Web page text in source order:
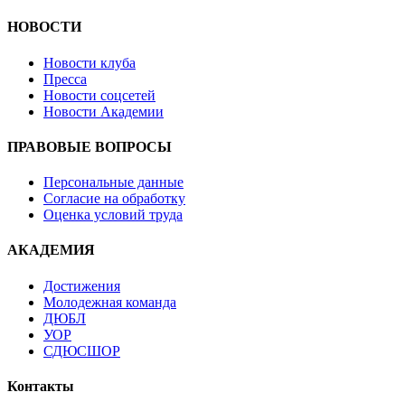
НОВОСТИ
Новости клуба
Пресса
Новости соцсетей
Новости Академии
ПРАВОВЫЕ ВОПРОСЫ
Персональные данные
Согласие на обработку
Оценка условий труда
АКАДЕМИЯ
Достижения
Молодежная команда
ДЮБЛ
УОР
СДЮСШОР
Контакты